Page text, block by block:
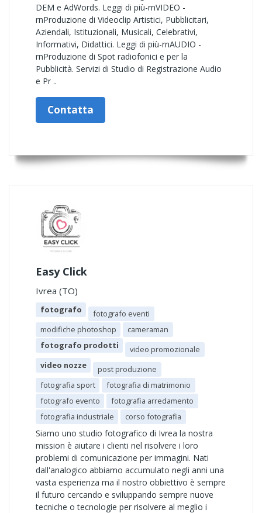
DEM e AdWords. Leggi di più-rnVIDEO -
rnProduzione di Videoclip Artistici, Pubblicitari,
Aziendali, Istituzionali, Musicali, Celebrativi,
Informativi, Didattici. Leggi di più-rnAUDIO -
rnProduzione di Spot radiofonici e per la
Pubblicità. Servizi di Studio di Registrazione Audio
e Pr ..
Contatta
Easy Click
Ivrea (TO)
fotografo
fotografo eventi
modifiche photoshop
cameraman
fotografo prodotti
video promozionale
video nozze
post produzione
fotografia sport
fotografia di matrimonio
fotografo evento
fotografia arredamento
fotografia industriale
corso fotografia
Siamo uno studio fotografico di Ivrea la nostra
mission è aiutare i clienti nel risolvere i loro
problemi di comunicazione per immagini. Nati
dall'analogico abbiamo accumulato negli anni una
vasta esperienza ma il nostro obbiettivo è sempre
il futuro cercando e sviluppando sempre nuove
tecniche o tecnologie per risolvere al meglio i